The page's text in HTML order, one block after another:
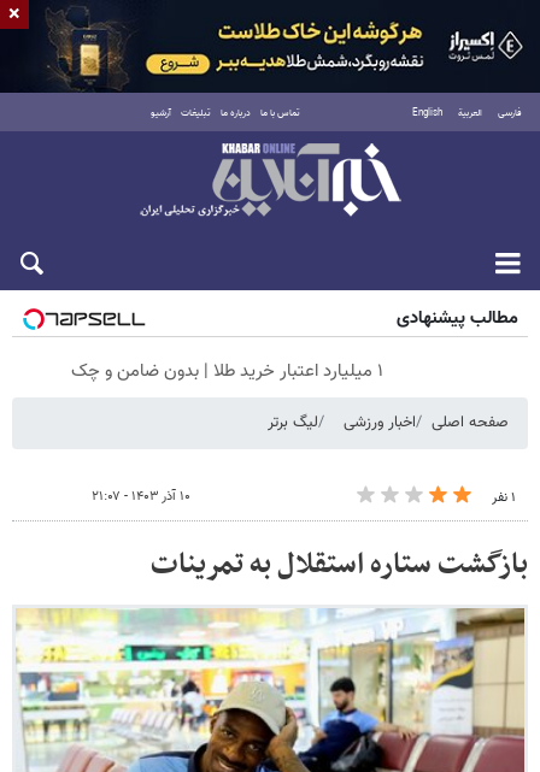
فارسی العربية English تماس با ما درباره ما تبلیغات آرشیو
شنبه ۱۷ مرداد ۱۴۰۵
مطالب پیشنهادی
۱ میلیارد اعتبار خرید طلا | بدون ضامن و چک
صفحه اصلی اخبار ورزشی لیگ برتر
۱ نفر ۱۰ آذر ۱۴۰۳ - ۲۱:۰۷
بازگشت ستاره استقلال به تمرینات
×